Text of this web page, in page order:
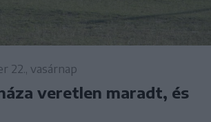
22., vasárnap
veretlen maradt, és